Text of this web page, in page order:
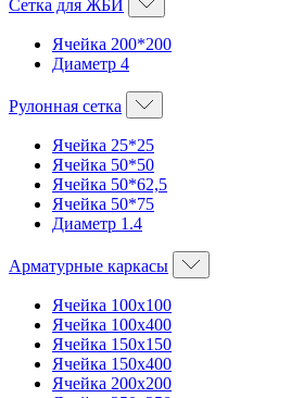
Сетка для ЖБИ
Ячейка 200*200
Диаметр 4
Рулонная сетка
Ячейка 25*25
Ячейка 50*50
Ячейка 50*62,5
Ячейка 50*75
Диаметр 1.4
Арматурные каркасы
Ячейка 100х100
Ячейка 100х400
Ячейка 150х150
Ячейка 150х400
Ячейка 200х200